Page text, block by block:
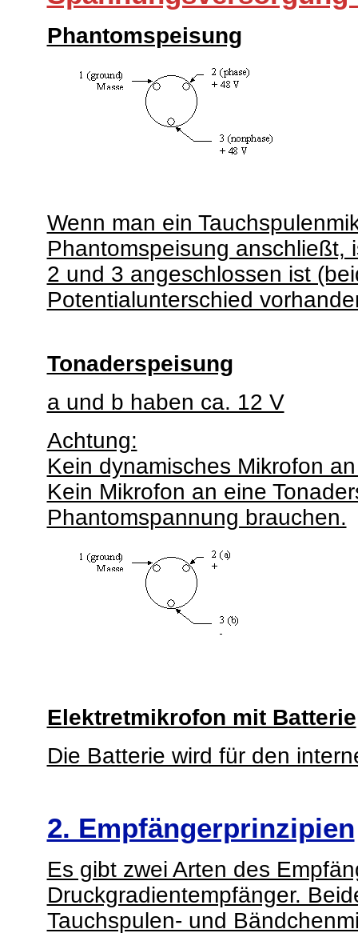
Phantomspeisung
Wenn man ein
Phantomspeisung anschließt,
2 und 3 angeschlossen ist
Potentialunterschied
Tonaderspeisung
a und b haben ca. 12 V
Achtung:
Kein dynamisches Mikrofon
Kein Mikrofon an eine
Phantomspannung brauchen.
Elektretmikrofon mit Batterie
Die Batterie wird für den
2. Empfängerprinzipien
Es gibt zwei Arten des
Druckgradientempfänger.
Tauchspulen- und